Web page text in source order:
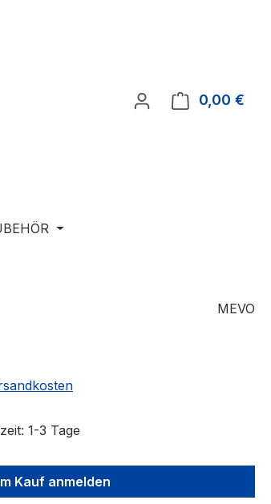
0,00 €
MEVO
1-3 Tage
Kauf anmelden